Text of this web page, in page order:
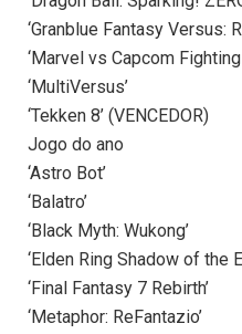
‘Granblue Fantasy Versus:
‘Marvel vs Capcom
‘MultiVersus’
‘Tekken 8’ (VENCEDOR)
Jogo do ano
‘Astro Bot’
‘Balatro’
‘Black Myth: Wukong’
‘Elden Ring Shadow of the
‘Final Fantasy 7 Rebirth’
‘Metaphor: ReFantazio’